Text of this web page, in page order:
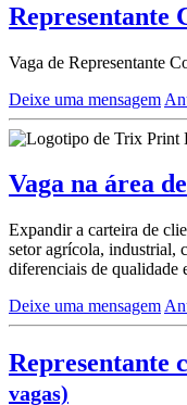
Representante
Vaga de Representante
Deixe uma mensagem
Vaga na área
Expandir a carteira de
setor agrícola, industrial,
diferenciais de qualidade
Deixe uma mensagem
Representante
vagas)